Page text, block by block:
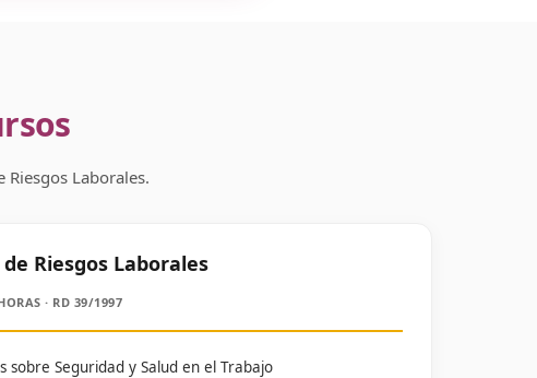
Laborales.
Riesgos Laborales
· RD 39/1997
sobre Seguridad y Salud en el Trabajo